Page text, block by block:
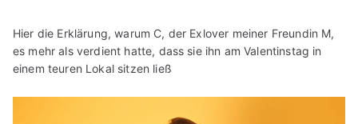
s
Hier die Erklärung, warum C, der Exlover meiner Freundin M,
es mehr als verdient hatte, dass sie ihn am Valentinstag in
einem teuren Lokal sitzen ließ